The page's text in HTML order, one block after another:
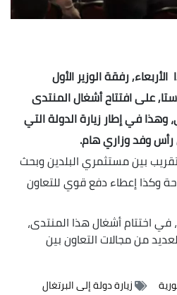
رفقة الوزير الأول
على افتتاح أشغال المنتدى
وهذا في إطار زيارة الدولة التي
وفد وزاري هام.
بين مستثمري البلدين وبحث
وكذا إعطاء دفع قوي للتعاون
اختتام أشغال هذا المنتدى،
من مجالات التعاون بين
زيارة دولة إلى البرتغال